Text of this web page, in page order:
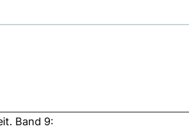
Band 9: